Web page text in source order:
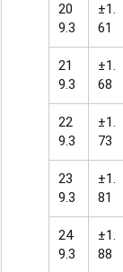
20
9.3
±1.
61
21
9.3
±1.
68
22
9.3
±1.
73
23
9.3
±1.
81
24
9.3
±1.
88